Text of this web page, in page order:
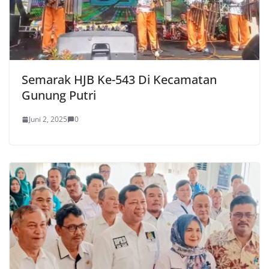
Semarak HJB Ke-543 Di Kecamatan
Gunung Putri
Juni 2, 2025 0